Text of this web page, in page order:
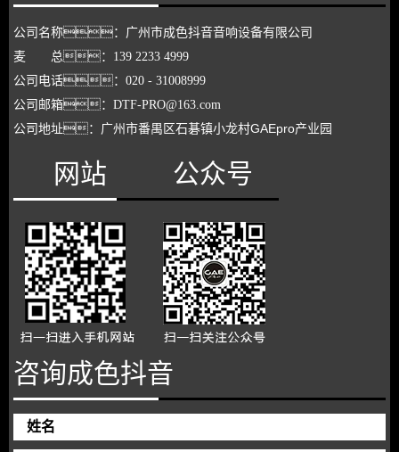
公司名称：广州市成色抖音音响设备有限公司
麦 总：139 2233 4999
公司电话：020 - 31008999
公司 邮箱：DTF-PRO@163.com
公司地址：广州市番禺区石碁镇小龙村GAEpro产业园
网站 公众号
咨询成色抖音
姓名